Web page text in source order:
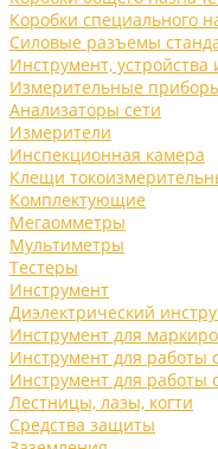
Коробки специального
Силовые разъемы
Инструмент,
Измерительные
Анализаторы сети
Измерители
Инспекционная камера
Клещи
Комплектующие
Мегаомметры
Мультиметры
Тестеры
Инструмент
Диэлектрический
Инструмент для
Инструмент для работы
Инструмент для работы
Лестницы, лазы, когти
Средства защиты